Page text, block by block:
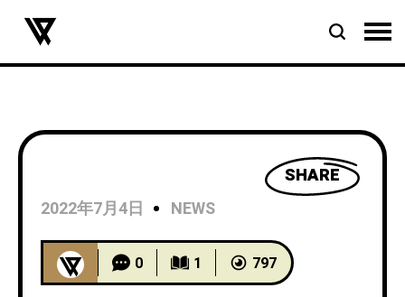
SHARE
2022年7月4日
NEWS
0 1 797